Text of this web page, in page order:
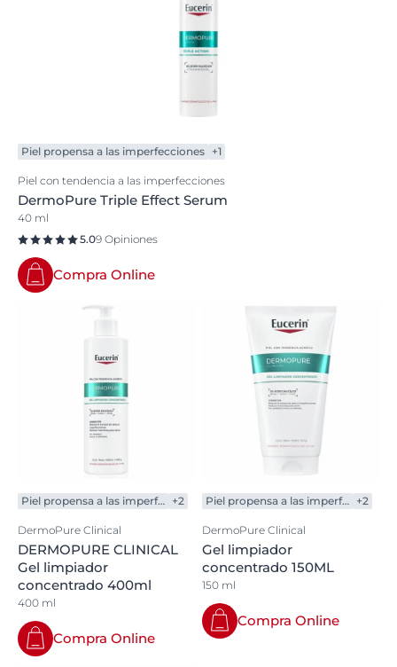
Piel propensa a las imperfecciones +1
Piel con tendencia a las imperfecciones
DermoPure Triple Effect Serum
40 ml
5.09 Opiniones
Compra Online
Piel propensa a las imperfecciones +2
DermoPure Clinical
DERMOPURE CLINICAL
Gel limpiador
concentrado 400ml
400 ml
Compra Online
Piel propensa a las imperfecciones +2
DermoPure Clinical
Gel limpiador
concentrado 150ML
150 ml
Compra Online